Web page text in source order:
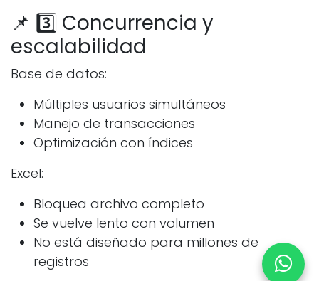
📌 3️⃣ Concurrencia y
escalabilidad
Base de datos:
Múltiples usuarios simultáneos
Manejo de transacciones
Optimización con índices
Excel:
Bloquea archivo completo
Se vuelve lento con volumen
No está diseñado para millones de
registros